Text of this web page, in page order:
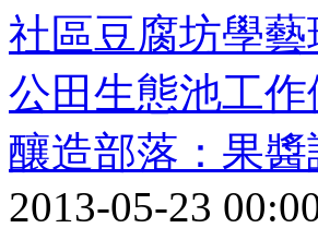
社區豆腐坊學藝
公田生態池工作
釀造部落：果
2013-05-23